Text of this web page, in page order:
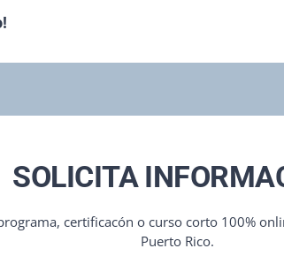
SOLICITA
certificacón o curso corto 100%
Puerto Rico.